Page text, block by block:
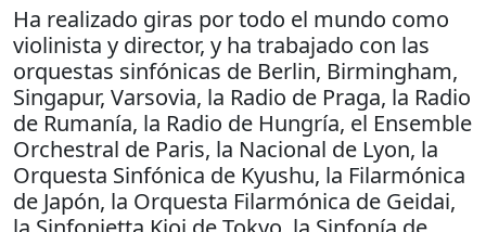
Ha realizado giras por todo el mundo como
violinista y director, y ha trabajado con las
orquestas sinfónicas de Berlin, Birmingham,
Singapur, Varsovia, la Radio de Praga, la Radio
de Rumanía, la Radio de Hungría, el Ensemble
Orchestral de Paris, la Nacional de Lyon, la
Orquesta Sinfónica de Kyushu, la Filarmónica
de Japón, la Orquesta Filarmónica de Geidai,